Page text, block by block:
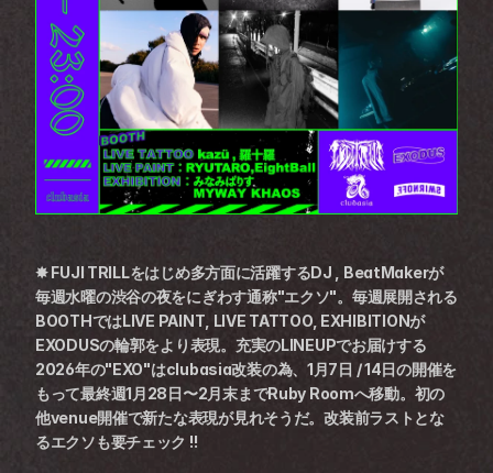
✸ FUJI TRILLをはじめ多方面に活躍するDJ , BeatMakerが
毎週水曜の渋谷の夜をにぎわす通称"エクソ"。毎週展開される
BOOTHではLIVE PAINT, LIVE TATTOO, EXHIBITIONが
EXODUSの輪郭をより表現。充実のLINEUPでお届けする
2026年の"EXO"はclubasia改装の為、1月7日 / 14日の開催を
もって最終週1月28日〜2月末までRuby Roomへ移動。初の
他venue開催で新たな表現が見れそうだ。改装前ラストとな
るエクソも要チェック !!